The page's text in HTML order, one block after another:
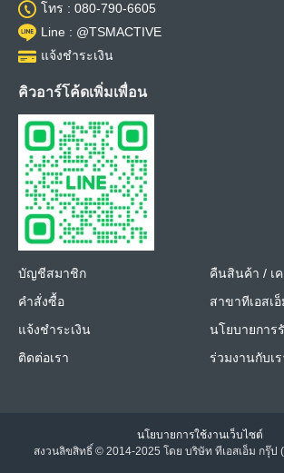
โทร : 080-790-6605
Line : @TSMACTIVE
แจ้งชำระเงิน
คิวอาร์โค้ดเพิ่มเพื่อน
บัญชีสมาชิก
คำสั่งซื้อ
แจ้งชำระเงิน
ติดต่อเรา
คืนสินค้า / เ
สาขาทีเอสเอ็
นโยบายการ
ร่วมงานกับเร
นโยบายการใช้งานเว็บไซต์
สงวนลิขสิทธิ์ © 2014-2025 โดย บริษัท ทีเอสเอ็ม กรุ๊ป